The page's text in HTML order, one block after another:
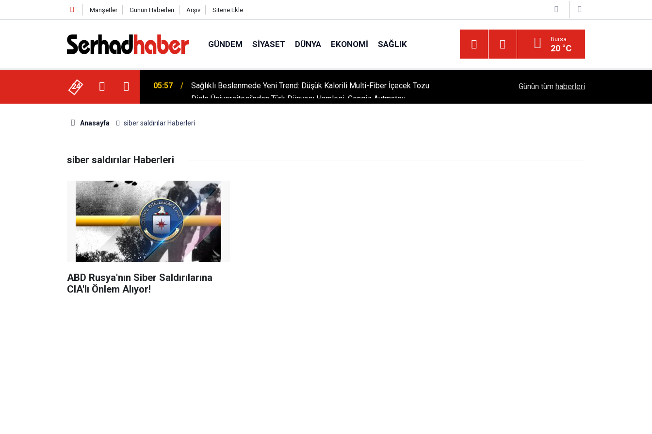
Manşetler Günün Haberleri Arşiv Sitene Ekle
GÜNDEM SIYASET DÜNYA EKONOMI SAĞLIK Bursa
20 °C
24 05:25
Dicle Üniversitesi'nden Türk Dünyası Hamlesi: Cengiz Aytmatov
Sempozyumu Diyarbakır'da!
Günün tüm haberleri
Anasayfa siber saldırılar Haberleri
siber saldırılar Haberleri
ABD Rusya'nın Siber Saldırılarına
CIA'lı Önlem Alıyor!